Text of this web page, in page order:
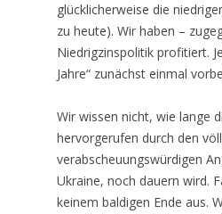
glücklicherweise die
zu heute). Wir haben –
Niedrigzinspolitik profitiert.
Jahre“ zunächst einmal
Wir wissen nicht, wie lange
hervorgerufen durch den
verabscheuungswürdigen
Ukraine, noch dauern wird.
keinem baldigen Ende aus.